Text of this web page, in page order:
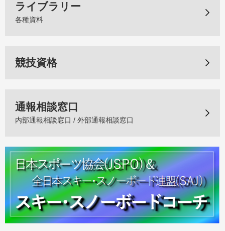
ライブラリー
各種資料
競技資格
通報相談窓口
内部通報相談窓口 / 外部通報相談窓口